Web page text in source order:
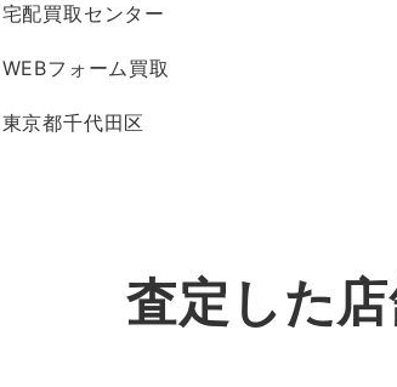
宅配買取センター
WEBフォーム買取
東京都千代田区
査定した